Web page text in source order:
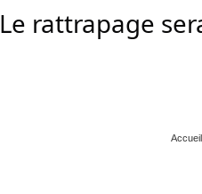
Le rattrapage
Accueil